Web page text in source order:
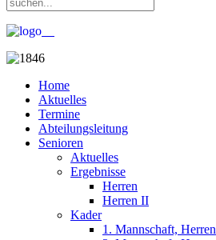
Home
Aktuelles
Termine
Abteilungsleitung
Senioren
Aktuelles
Ergebnisse
Herren
Herren II
Kader
1. Mannschaft, Herren